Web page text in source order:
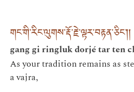
གང་གི་རིང་ལུགས་རྡོ་རྗེ་ལྟར་བརྟན་ཅིང༌། །
gang gi ringluk dorjé tar ten
As your tradition remains as
a vajra,